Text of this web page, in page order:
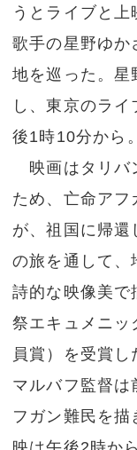
うとライブと
歌手の星野ゆか
地を巡った。星
し、東京のラ
後1時10分から。
映画はタリバ
ため、亡命アフ
が、祖国に帰
の旅を通して、
詩的な映像美で
祭エキュメニッ
員賞）を受賞
マルバフ監督は
フガン難民を描